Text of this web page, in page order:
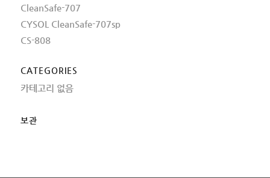
CleanSafe-707
CYSOL CleanSafe-707sp
CS-808
CATEGORIES
카테고리 없음
보관